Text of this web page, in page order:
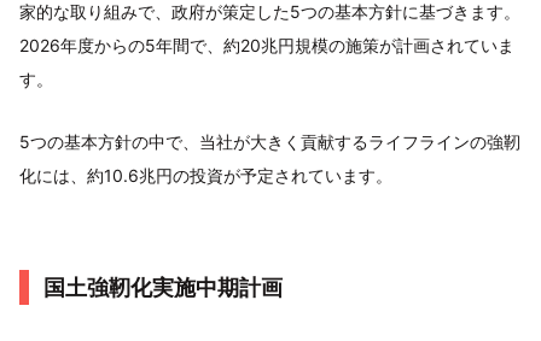
家的な取り組みで、政府が策定した5つの基本方針に基づきます。
2026年度からの5年間で、約20兆円規模の施策が計画されていま
す。
5つの基本方針の中で、当社が大きく貢献するライフラインの強靭
化には、約10.6兆円の投資が予定されています。
国土強靭化実施中期計画